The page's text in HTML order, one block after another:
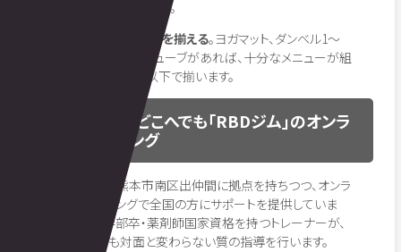
のある台があると便利。
コツ3: 最低限の器具を揃える。ヨガマット、ダンベル1〜
3kg、トレーニングチューブがあれば、十分なメニューが組
めます。総額1万円以下で揃います。
熊本から全国どこへでも「RBDジム」のオンラ
イントレーニング
RBDジムは、熊本市南区出仲間に拠点を持ちつつ、オンラ
イントレーニングで全国の方にサポートを提供していま
す。東大薬学部卒・薬剤師国家資格を持つトレーナーが、
画面越しでも対面と変わらない質の指導を行います。